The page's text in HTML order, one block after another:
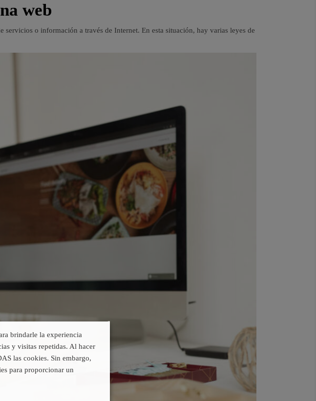
web
servicios o información a través de Internet. En esta situación, hay varias leyes de
brindarle la experiencia
y visitas repetidas. Al hacer
las cookies. Sin embargo,
para proporcionar un